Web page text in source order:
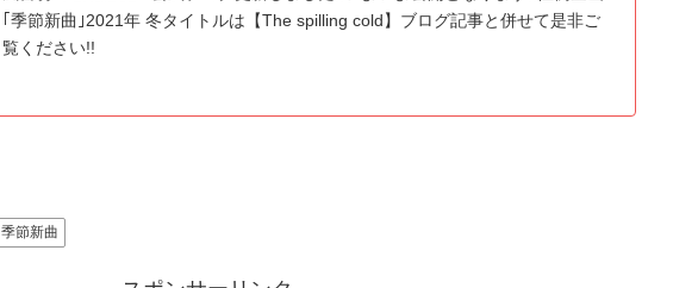
｢季節新曲｣2021年 冬タイトルは【The spilling cold】ブログ記事と併せて是非ご
覧ください!!
季節新曲